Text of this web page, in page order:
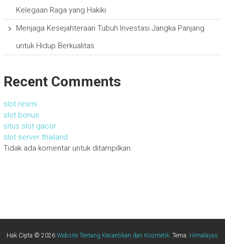
Kelegaan Raga yang Hakiki
Menjaga Kesejahteraan Tubuh Investasi Jangka Panjang
untuk Hidup Berkualitas
Recent Comments
slot resmi
slot bonus
situs slot gacor
slot server thailand
Tidak ada komentar untuk ditampilkan.
Hak Cipta © 2026Website Tentang Kecantikan dan Kosmetik. Tema: Himalayas